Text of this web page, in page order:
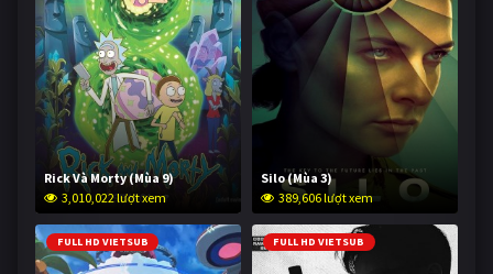
Rick Và Morty (Mùa 9)
3,010,022 lượt xem
Silo (Mùa 3)
389,606 lượt xem
FULL HD VIETSUB FULL HD VIETSUB